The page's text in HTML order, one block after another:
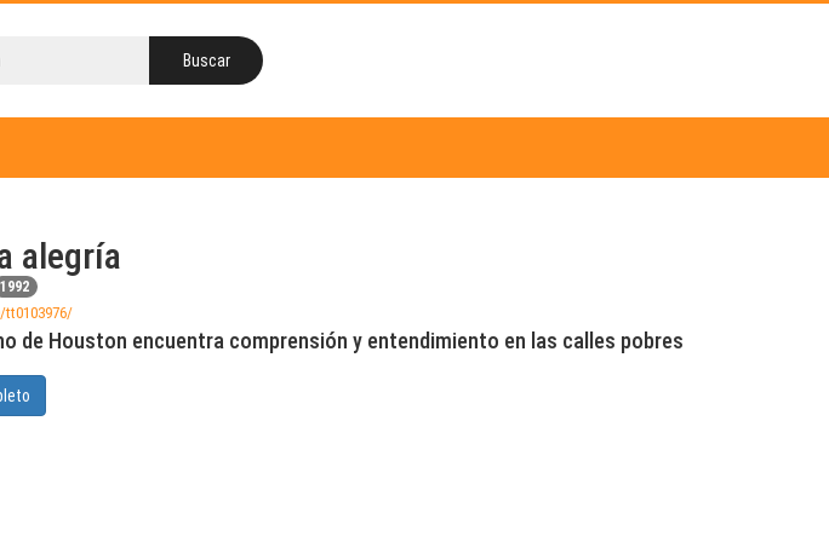
alegría
1992
de Houston encuentra comprensión y entendimiento en las calles pobres